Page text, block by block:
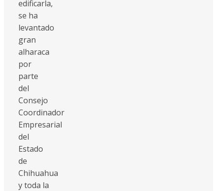
edificarla,
se ha
levantado
gran
alharaca
por
parte
del
Consejo
Coordinador
Empresarial
del
Estado
de
Chihuahua
y toda la